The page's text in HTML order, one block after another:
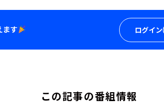
ログイン
この記事の番組情報